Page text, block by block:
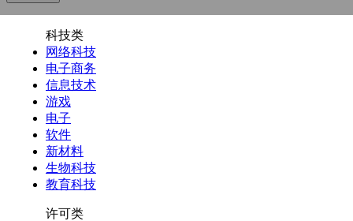
科技类
网络科技
电子商务
信息技术
游戏
电子
软件
新材料
生物科技
教育科技
许可类